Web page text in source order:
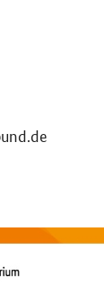
Sicherheit"